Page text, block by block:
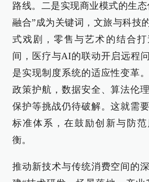
路线。二是实现商业模式的生
融合”成为关键词，文旅与科技
式戏剧，零售与艺术的结合
间，医疗与AI的联动开启远程
是实现制度系统的适应性变革
政策护航，数据安全、算法伦
保护等挑战仍待破解。这就需
标准体系，在鼓励创新与防
衡。
推动新技术与传统消费空间的